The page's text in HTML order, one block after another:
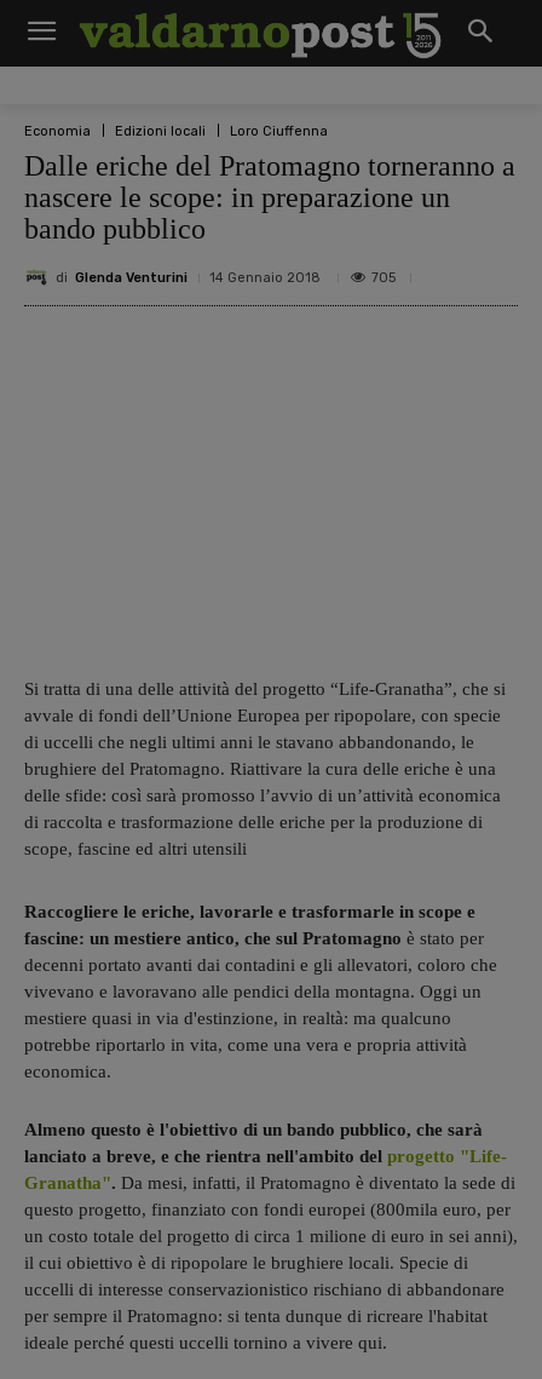
Economia Edizioni locali Loro Ciuffenna
Dalle eriche del Pratomagno torneranno a
nascere le scope: in preparazione un
bando pubblico
di Glenda Venturini 14 Gennaio 2018 705
Si tratta di una delle attività del progetto “Life-Granatha”, che si
avvale di fondi dell’Unione Europea per ripopolare, con specie
di uccelli che negli ultimi anni le stavano abbandonando, le
brughiere del Pratomagno. Riattivare la cura delle eriche è una
delle sfide: così sarà promosso l’avvio di un’attività economica
di raccolta e trasformazione delle eriche per la produzione di
scope, fascine ed altri utensili
Raccogliere le eriche, lavorarle e trasformarle in scope e
fascine: un mestiere antico, che sul Pratomagno è stato per
decenni portato avanti dai contadini e gli allevatori, coloro che
vivevano e lavoravano alle pendici della montagna. Oggi un
mestiere quasi in via d'estinzione, in realtà: ma qualcuno
potrebbe riportarlo in vita, come una vera e propria attività
economica.
Almeno questo è l'obiettivo di un bando pubblico, che sarà
lanciato a breve, e che rientra nell'ambito del progetto "Life-
Granatha". Da mesi, infatti, il Pratomagno è diventato la sede di
questo progetto, finanziato con fondi europei (800mila euro, per
un costo totale del progetto di circa 1 milione di euro in sei anni),
il cui obiettivo è di ripopolare le brughiere locali. Specie di
uccelli di interesse conservazionistico rischiano di abbandonare
per sempre il Pratomagno: si tenta dunque di ricreare l'habitat
ideale perché questi uccelli tornino a vivere qui.